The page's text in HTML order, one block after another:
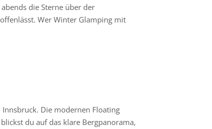
die Sterne über der
Wer Winter Glamping mit
Die modernen Floating
du auf das klare Bergpanorama,